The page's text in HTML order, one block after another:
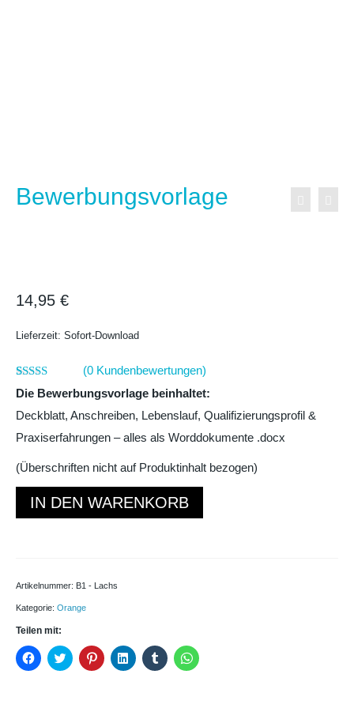
14,95 €
Lieferzeit: Sofort-Download
Bewertet
mit 4.80
von 5,
basierend
auf
5
Kundenbewertungen
(0 Kundenbewertungen)
Die Bewerbungsvorlage beinhaltet:
Deckblatt, Anschreiben, Lebenslauf, Qualifizierungsprofil &
Praxiserfahrungen – alles als Worddokumente .docx
(Überschriften nicht auf Produktinhalt bezogen)
Bewerbung
Muster
Menge
IN DEN WARENKORB
Artikelnummer: B1 - Lachs
Kategorie: Orange
Teilen mit:
Klick,
um
Klick,
um
Klick,
um
Klick,
um
Klick,
um
Klicken,
um